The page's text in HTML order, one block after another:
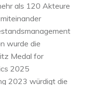
als 120 Akteure
wurde die
Medal for
2025
2023 würdigt die